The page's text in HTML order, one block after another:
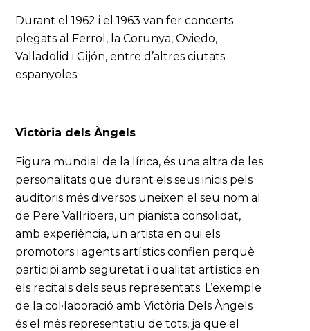
Durant el 1962 i el 1963 van fer concerts
plegats al Ferrol, la Corunya, Oviedo,
Valladolid i Gijón, entre d’altres ciutats
espanyoles.
Victòria dels Àngels
Figura mundial de la lírica, és una altra de les
personalitats que durant els seus inicis pels
auditoris més diversos uneixen el seu nom al
de Pere Vallribera, un pianista consolidat,
amb experiència, un artista en qui els
promotors i agents artístics confien perquè
participi amb seguretat i qualitat artística en
els recitals dels seus representats. L’exemple
de la col·laboració amb Victòria Dels Àngels
és el més representatiu de tots, ja que el